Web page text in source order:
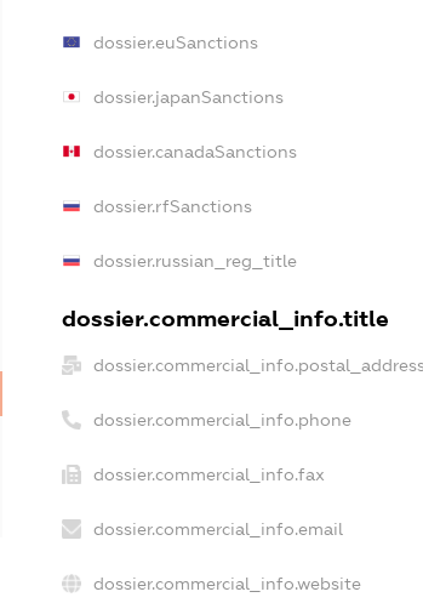
dossier.euSanctions
dossier.japanSanctions
dossier.canadaSanctions
dossier.rfSanctions
dossier.russian_reg_title
dossier.commercial_info.title
dossier.commercial_info.phone
dossier.commercial_info.fax
dossier.commercial_info.email
dossier.commercial_info.website